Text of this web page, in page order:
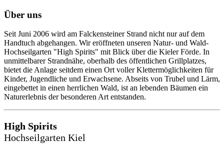
Über uns
Seit Juni 2006 wird am Falckensteiner Strand nicht nur auf dem
Handtuch abgehangen. Wir eröffneten unseren Natur- und Wald-
Hochseilgarten "High Spirits" mit Blick über die Kieler Förde. In
unmittelbarer Strandnähe, oberhalb des öffentlichen Grillplatzes,
bietet die Anlage seitdem einen Ort voller Klettermöglichkeiten für
Kinder, Jugendliche und Erwachsene. Abseits von Trubel und Lärm,
eingebettet in einen herrlichen Wald, ist an lebenden Bäumen ein
Naturerlebnis der besonderen Art entstanden.
High Spirits
Hochseilgarten Kiel